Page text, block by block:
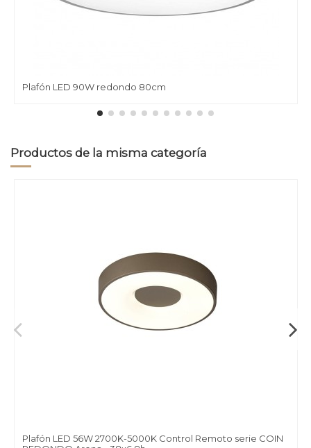
Plafón LED 90W redondo 80cm
Productos de la misma categoría
Plafón LED 56W 2700K-5000K Control Remoto serie COIN